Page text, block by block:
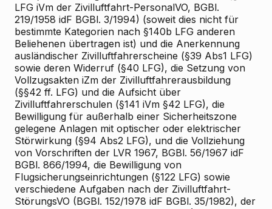
LFG iVm der Zivilluftfahrt-PersonalVO, BGBl.
219/1958 idF BGBl. 3/1994) (soweit dies nicht für
bestimmte Kategorien nach §140b LFG anderen
Beliehenen übertragen ist) und die Anerkennung
ausländischer Zivilluftfahrerscheine (§39 Abs1 LFG)
sowie deren Widerruf (§40 LFG), die Setzung von
Vollzugsakten iZm der Zivilluftfahrerausbildung
(§§42 ff. LFG) und die Aufsicht über
Zivilluftfahrerschulen (§141 iVm §42 LFG), die
Bewilligung für außerhalb einer Sicherheitszone
gelegene Anlagen mit optischer oder elektrischer
Störwirkung (§94 Abs2 LFG), und die Vollziehung
von Vorschriften der LVR 1967, BGBl. 56/1967 idF
BGBl. 866/1994, die Bewilligung von
Flugsicherungseinrichtungen (§122 LFG) sowie
verschiedene Aufgaben nach der Zivilluftfahrt-
StörungsVO (BGBl. 152/1978 idF BGBl. 35/1982), der